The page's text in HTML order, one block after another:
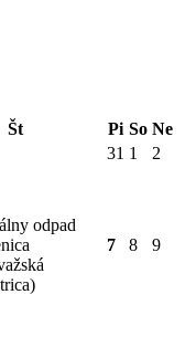
Št Pi So Ne
31 1 2
odpad
7 8 9